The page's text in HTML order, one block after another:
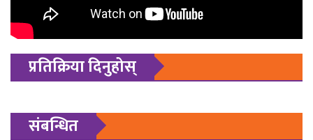
प्रतिक्रिया दिनुहोस्
संबन्धित